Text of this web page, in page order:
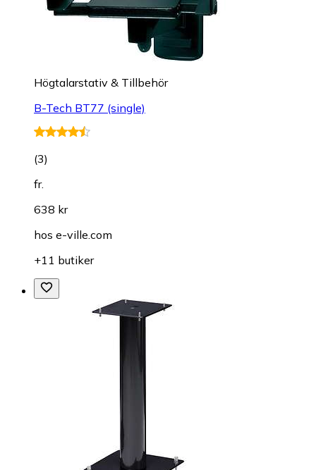
Högtalarstativ & Tillbehör
B-Tech BT77 (single)
(3)
fr.
638 kr
hos e-ville.com
+11 butiker